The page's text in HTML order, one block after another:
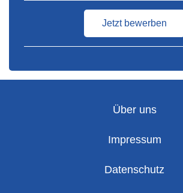
Jetzt bewerben
Über uns
Impressum
Datenschutz